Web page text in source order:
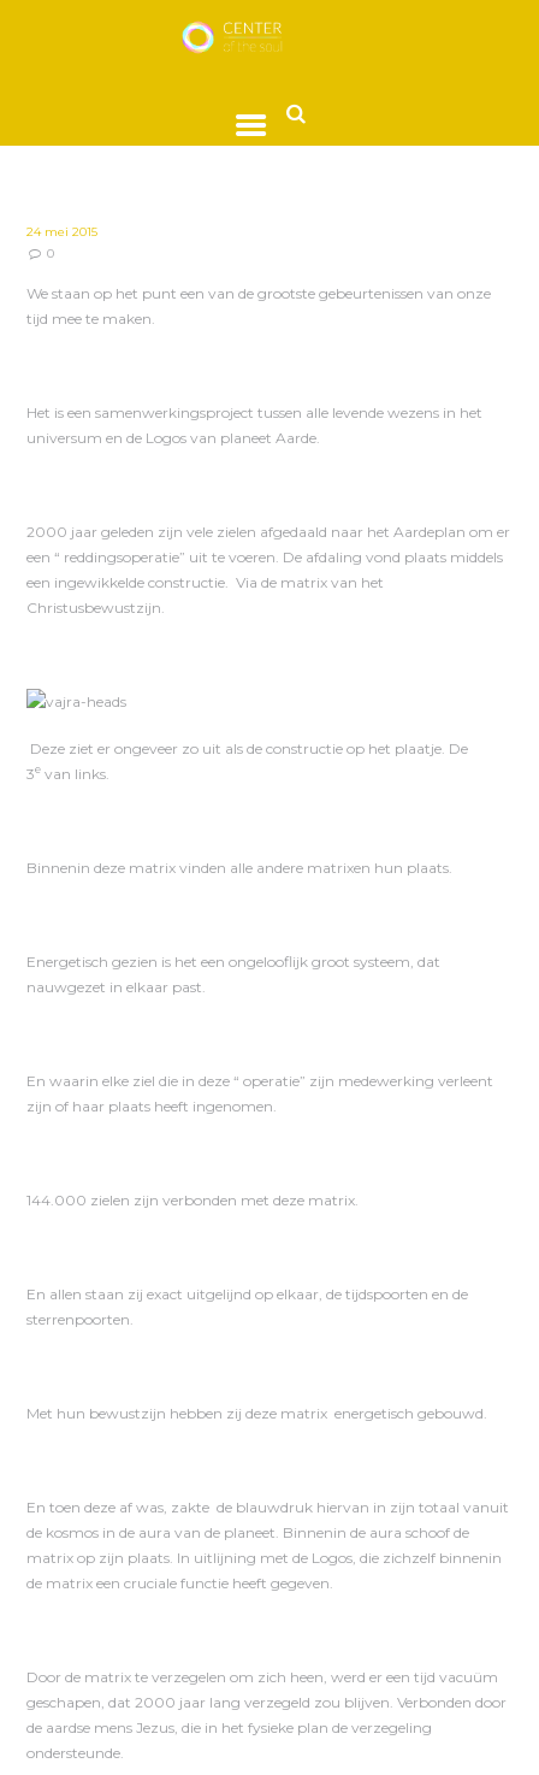
24 mei 2015
0
We staan op het punt een van de grootste gebeurtenissen van onze
tijd mee te maken.
Het is een samenwerkingsproject tussen alle levende wezens in het
universum en de Logos van planeet Aarde.
2000 jaar geleden zijn vele zielen afgedaald naar het Aardeplan om er
een “ reddingsoperatie” uit te voeren. De afdaling vond plaats middels
een ingewikkelde constructie. Via de matrix van het
Christusbewustzijn.
Deze ziet er ongeveer zo uit als de constructie op het plaatje. De
3e van links.
Binnenin deze matrix vinden alle andere matrixen hun plaats.
Energetisch gezien is het een ongelooflijk groot systeem, dat
nauwgezet in elkaar past.
En waarin elke ziel die in deze “ operatie” zijn medewerking verleent
zijn of haar plaats heeft ingenomen.
144.000 zielen zijn verbonden met deze matrix.
En allen staan zij exact uitgelijnd op elkaar, de tijdspoorten en de
sterrenpoorten.
Met hun bewustzijn hebben zij deze matrix energetisch gebouwd.
En toen deze af was, zakte de blauwdruk hiervan in zijn totaal vanuit
de kosmos in de aura van de planeet. Binnenin de aura schoof de
matrix op zijn plaats. In uitlijning met de Logos, die zichzelf binnenin
de matrix een cruciale functie heeft gegeven.
Door de matrix te verzegelen om zich heen, werd er een tijd vacuüm
geschapen, dat 2000 jaar lang verzegeld zou blijven. Verbonden door
de aardse mens Jezus, die in het fysieke plan de verzegeling
ondersteunde.